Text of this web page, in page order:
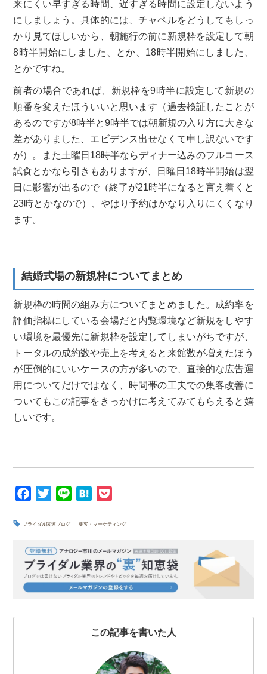
来にくい早すぎる時間、遅すぎる時間に設定しないよう
にしましょう。具体的には、チャペルをどうしてもしっ
かり見てほしいから、朝施行の前に新規枠を設定して朝
8時半開始にしました、とか、18時半開始にしました、
とかですね。
前者の場合であれば、新規枠を9時半に設定して新規の
順番を変えたほういいと思います（過去検証したことが
あるのですが8時半と9時半では朝新規の入り方に大きな
差がありました、エビデンス出せなくて申し訳ないです
が）。また土曜日18時半ならディナー込みのフルコース
試食とかなら引きもありますが、日曜日18時半開始は翌
日に影響が出るので（終了が21時半になると言え着くと
23時とかなので）、やはり予約はかなり入りにくくなり
ます。
結婚式場の新規枠についてまとめ
新規枠の時間の組み方についてまとめました。成約率を
評価指標にしている会場だと内覧環境など新規をしやす
い環境を最優先に新規枠を設定してしまいがちですが、
トータルの成約数や売上を考えると来館数が増えたほう
が圧倒的にいいケースの方が多いので、直接的な広告運
用についてだけではなく、時間帯の工夫での集客改善に
ついてもこの記事をきっかけに考えてみてもらえると嬉
しいです。
c
b
o
o
i
t
e
r
H
t
n
a
c
e
t
ブライダル関連ブログ 集客・マーケティング
この記事を書いた人